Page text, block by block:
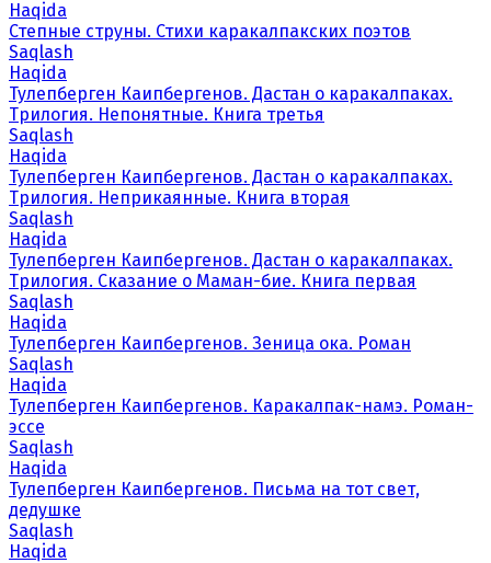
Haqida
Степные струны. Стихи каракалпакских поэтов
Saqlash
Haqida
Тулепберген Каипбергенов. Дастан о каракалпаках.
Трилогия. Непонятные. Книга третья
Saqlash
Haqida
Тулепберген Каипбергенов. Дастан о каракалпаках.
Трилогия. Неприкаянные. Книга вторая
Saqlash
Haqida
Тулепберген Каипбергенов. Дастан о каракалпаках.
Трилогия. Сказание о Маман-бие. Книга первая
Saqlash
Haqida
Тулепберген Каипбергенов. Зеница ока. Роман
Saqlash
Haqida
Тулепберген Каипбергенов. Каракалпак-намэ. Роман-
эссе
Saqlash
Haqida
Тулепберген Каипбергенов. Письма на тот свет,
дедушке
Saqlash
Haqida